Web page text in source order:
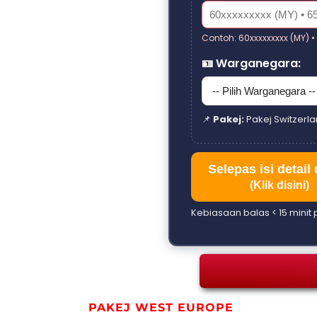
Contoh: 60xxxxxxxxx (MY)
🪪 Warganegara:
📌 Pakej:Pakej
Selepas isi detail
(Klik disini)
Kebiasaan balas < 15
PAKEJ WEST EUROPE